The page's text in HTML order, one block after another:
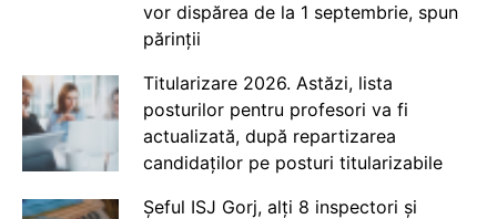
vor dispărea de la 1 septembrie, spun
părinții
Titularizare 2026. Astăzi, lista
posturilor pentru profesori va fi
actualizată, după repartizarea
candidaților pe posturi titularizabile
Șeful ISJ Gorj, alți 8 inspectori și